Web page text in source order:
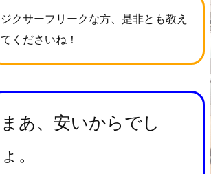
ジクサーフリークな方、是非とも教え
てくださいね！
まあ、安いからでし
ょ。